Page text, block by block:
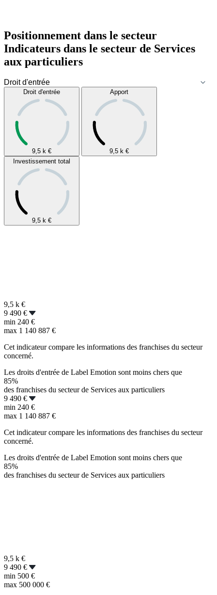
Positionnement dans le secteur
Indicateurs dans le secteur de Services
aux particuliers
Droit d'entrée
9,5 k €
Apport
9,5 k €
Investissement total
9,5 k €
9,5 k €
9 490 €
min 240 €
max 1 140 887 €
Cet indicateur compare les informations des franchises du secteur
concerné.
Les droits d'entrée de Label Emotion sont moins chers que
85%
des franchises du secteur de Services aux particuliers
9 490 €
min 240 €
max 1 140 887 €
Cet indicateur compare les informations des franchises du secteur
concerné.
Les droits d'entrée de Label Emotion sont moins chers que
85%
des franchises du secteur de Services aux particuliers
9,5 k €
9 490 €
min 500 €
max 500 000 €